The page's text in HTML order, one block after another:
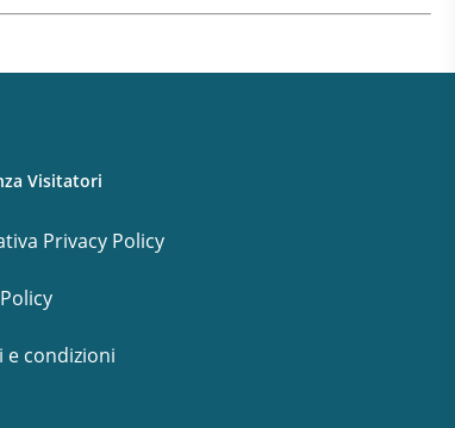
Visitatori
Privacy Policy
e condizioni